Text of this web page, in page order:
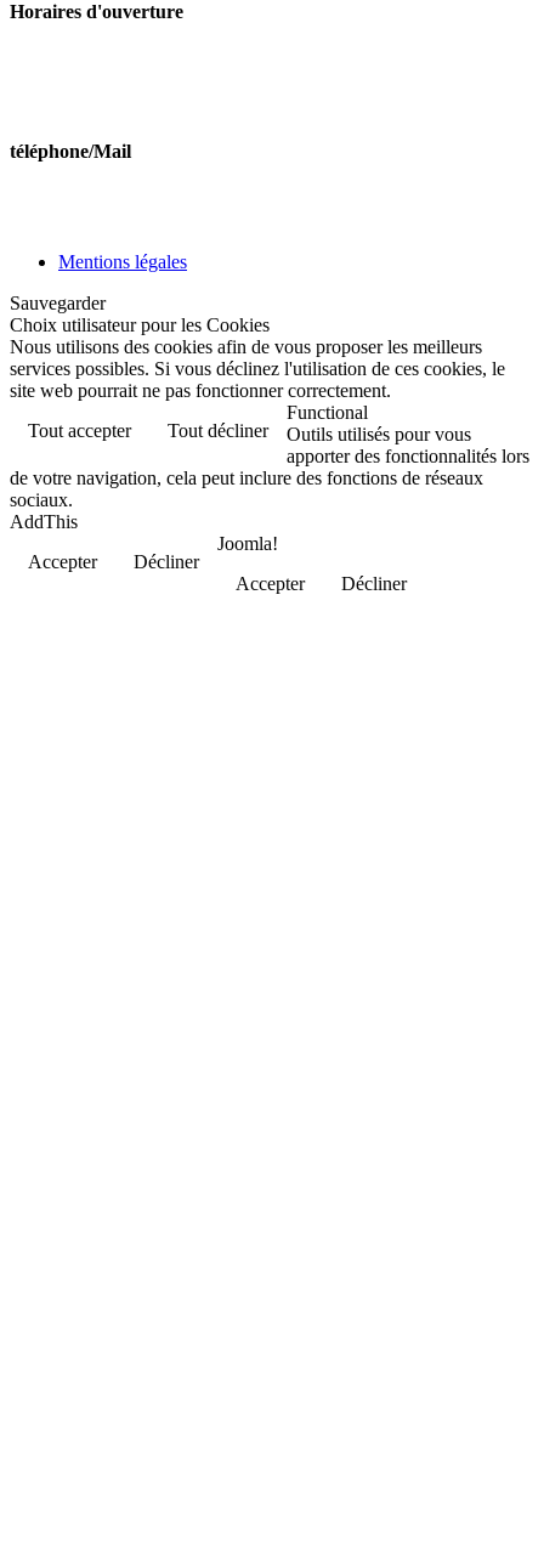
Horaires d'ouverture
téléphone/Mail
Mentions légales
Sauvegarder
Choix utilisateur pour les Cookies
Nous utilisons des cookies afin de vous proposer les meilleurs
services possibles. Si vous déclinez l'utilisation de ces cookies, le
site web pourrait ne pas fonctionner correctement.
Tout accepter
Tout décliner
Functional
Outils utilisés pour vous
apporter des fonctionnalités lors
de votre navigation, cela peut inclure des fonctions de réseaux
sociaux.
AddThis
Accepter
Décliner
Joomla!
Accepter
Décliner